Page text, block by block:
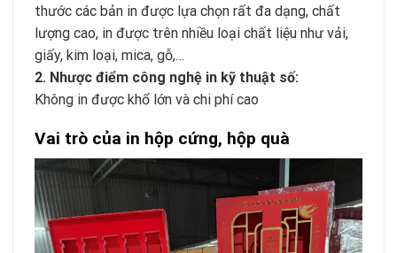
thước các bản in được lựa chọn rất đa dạng, chất
lượng cao, in được trên nhiều loại chất liệu như vải,
giấy, kim loại, mica, gỗ,…
2. Nhược điểm công nghệ in kỹ thuật số:
Không in được khổ lớn và chi phí cao
Vai trò của in hộp cứng, hộp quà